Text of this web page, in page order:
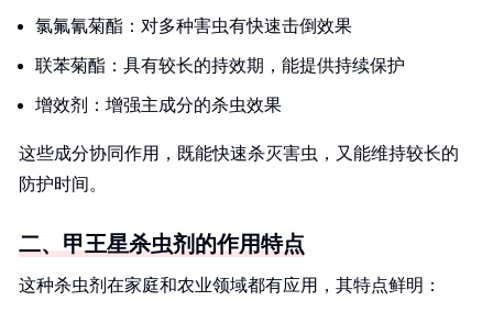
氯氟氰菊酯：对多种害虫有快速击倒效果
联苯菊酯：具有较长的持效期，能提供持续保护
增效剂：增强主成分的杀虫效果
这些成分协同作用，既能快速杀灭害虫，又能维持较长的
防护时间。
二、甲王星杀虫剂的作用特点
这种杀虫剂在家庭和农业领域都有应用，其特点鲜明：